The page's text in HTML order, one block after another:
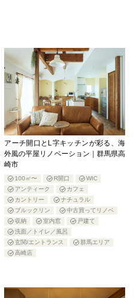
アーチ開口とL字キッチンが彩る、海
外風の平屋リノベーション｜群馬県高
崎市
100㎡〜 R開口
WIC
アンティーク
カフェ
カントリー
ナチュラル
ブルックリン
中古買ってリノベ
収納
室内窓
戸建て
洗面／トイレ／風呂
玄関/エントランス
群馬エリア
高崎店